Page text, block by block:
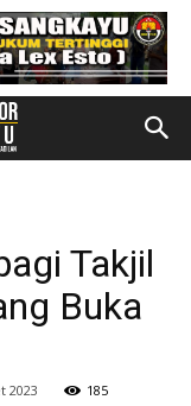
Takjil
Buka
2023 185